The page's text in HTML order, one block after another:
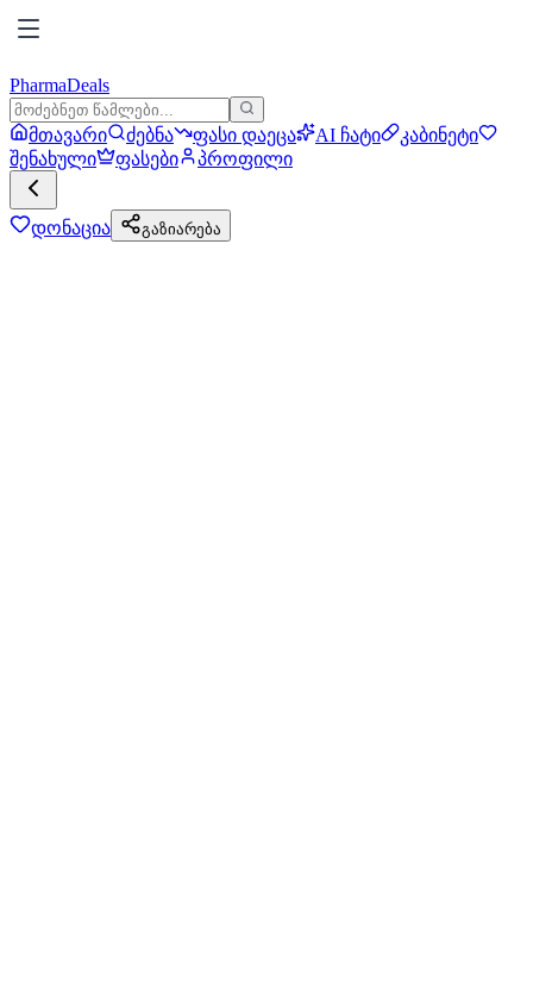
PharmaDeals
მთავარი ძებნა ფასი დაეცა AI ჩატი
კაბინეტი
შენახული
ფასები პროფილი
დონაცია გაზიარება